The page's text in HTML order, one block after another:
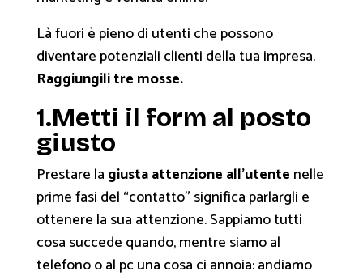
Là fuori è pieno di utenti che possono
diventare potenziali clienti della tua impresa.
Raggiungili tre mosse.
1.Metti il form al posto
giusto
Prestare la giusta attenzione all’utente nelle
prime fasi del “contatto” significa parlargli e
ottenere la sua attenzione. Sappiamo tutti
cosa succede quando, mentre siamo al
telefono o al pc una cosa ci annoia: andiamo